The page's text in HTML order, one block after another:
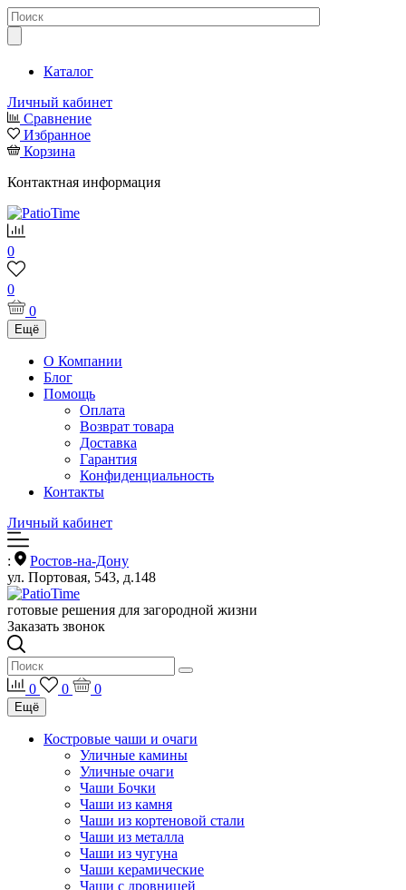
Каталог
Личный кабинет
Сравнение
Избранное
Корзина
Контактная информация
0
0
0
Ещё
О Компании
Блог
Помощь
Оплата
Возврат товара
Доставка
Гарантия
Конфиденциальность
Контакты
Личный кабинет
:
Ростов-на-Дону
ул. Портовая, 543, д.148
готовые решения для загородной жизни
Заказать звонок
0 0 0
Ещё
Костровые чаши и очаги
Уличные камины
Уличные очаги
Чаши Бочки
Чаши из камня
Чаши из кортеновой стали
Чаши из металла
Чаши из чугуна
Чаши керамические
Чаши с дровницей